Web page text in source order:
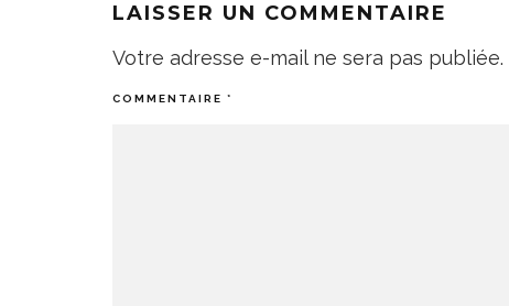
LAISSER UN COMMENTAIRE
Votre adresse e-mail ne sera pas publiée.
COMMENTAIRE *